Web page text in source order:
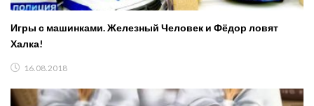
Игры с машинками. Железный Человек и Фёдор ловят
Халка!
16.08.2018